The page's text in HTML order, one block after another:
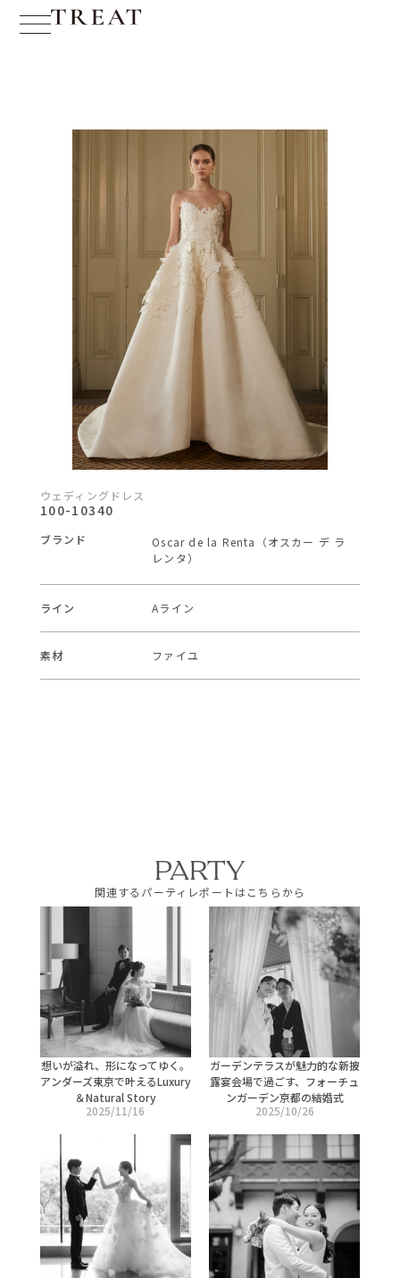
ウェディングドレス
100-10340
ブランド
Oscar de la Renta（オスカー デ ラ
レンタ）
ライン Aライン
素材 ファイユ
PARTY
関連するパーティレポートはこちらから
想いが溢れ、形になってゆく。
アンダーズ東京で叶えるLuxury
＆Natural Story
2025/11/16
ガーデンテラスが魅力的な新披
露宴会場で過ごす、フォーチュ
ンガーデン京都の結婚式
2025/10/26